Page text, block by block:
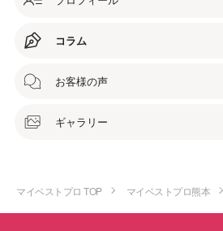
コラム
お客様の声
ギャラリー
マイベストプロ TOP マイベストプロ熊本